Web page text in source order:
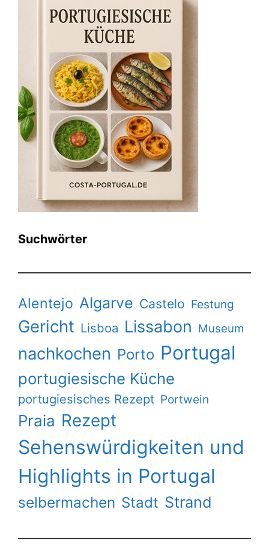
Suchwörter
Alentejo Algarve Castelo Festung
Gericht Lisboa Lissabon Museum
nachkochen Porto Portugal
portugiesische Küche
portugiesisches Rezept Portwein
Praia Rezept
Sehenswürdigkeiten und
Highlights in Portugal
selbermachen Stadt Strand